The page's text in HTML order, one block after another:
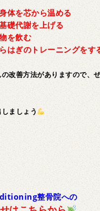
体を芯から温める
礎代謝を上げる
を飲む
はぎのトレーニングをす
改善方法がありますので、
ましょう
整骨院への